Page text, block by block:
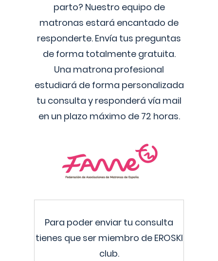
parto? Nuestro equipo de
matronas estará encantado de
responderte. Envía tus preguntas
de forma totalmente gratuita.
Una matrona profesional
estudiará de forma personalizada
tu consulta y responderá vía mail
en un plazo máximo de 72 horas.
Para poder enviar tu consulta
tienes que ser miembro de EROSKI
club.